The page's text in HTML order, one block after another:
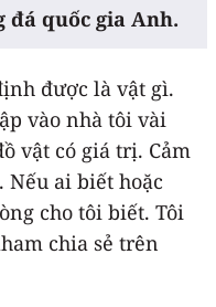
đá quốc gia Anh.
được là vật gì.
vào nhà tôi vài
vật có giá trị. Cảm
Nếu ai biết hoặc
cho tôi biết. Tôi
chia sẻ trên